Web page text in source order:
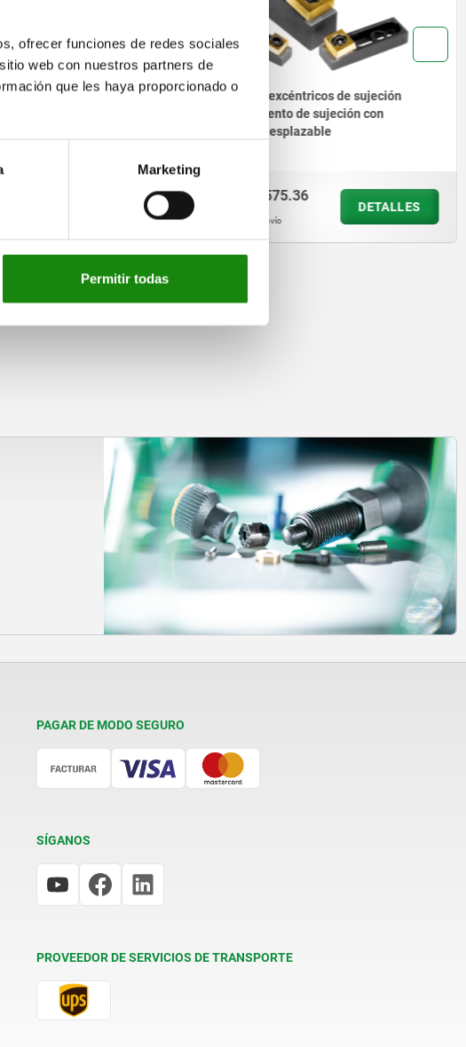
ofrecer funciones de redes sociales
web con nuestros partners de
que les haya proporcionado o
Marketing
Permitir todas
Tornillos excéntricos de sujeción
con elemento de sujeción con
soporte desplazable
$2,575.36
más gastos de envío
DETALLES
PAGAR DE MODO SEGURO
SÍGANOS
PROVEEDOR DE SERVICIOS DE TRANSPORTE